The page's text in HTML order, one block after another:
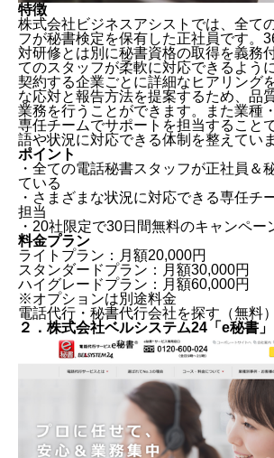
特徴
株式会社ビジネスアシストでは、全て
フが秘書検定を保有した正社員です。
対研修とは別に秘書資格の取得を義務
てのスタッフが柔軟に対応できるよう
契約する企業ごとに詳細なヒアリング
な応対と報告方法を提案するため、品
業務を行うことができます。また業種
専任チームでサポートを担当すること
語や状況に対応できる体制を整えていま
ポイント
・全ての電話秘書スタッフが正社員＆
ている
・さまざまな状況に対応できる専任チ
担当
・20社限定で30日間無料のキャンペー
料金プラン
ライトプラン：月額20,000円
スタンダードプラン：月額30,000円
ハイグレードプラン：月額60,000円
※オプションは別途料金
電話代行・秘書代行会社を探す（無料）
２．株式会社ベルシステム24「e秘書」